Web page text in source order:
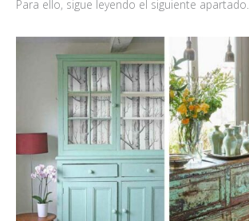
Para ello, sigue leyendo el siguiente apartado.